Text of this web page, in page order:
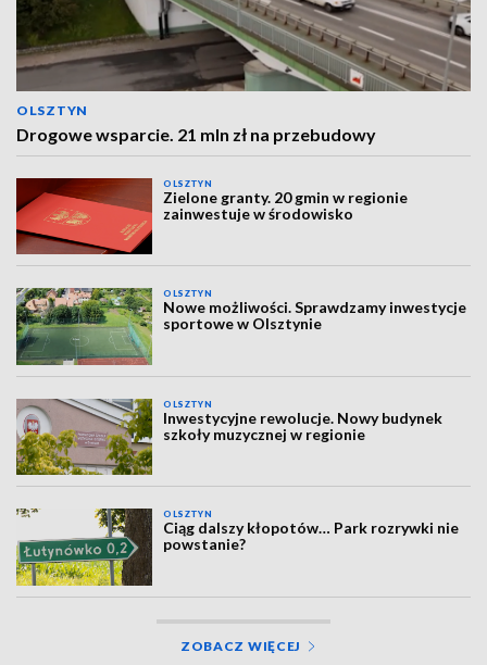
OLSZTYN
Drogowe wsparcie. 21 mln zł na przebudowy
OLSZTYN
Zielone granty. 20 gmin w regionie
zainwestuje w środowisko
OLSZTYN
Nowe możliwości. Sprawdzamy inwestycje
sportowe w Olsztynie
OLSZTYN
Inwestycyjne rewolucje. Nowy budynek
szkoły muzycznej w regionie
OLSZTYN
Ciąg dalszy kłopotów… Park rozrywki nie
powstanie?
ZOBACZ WIĘCEJ